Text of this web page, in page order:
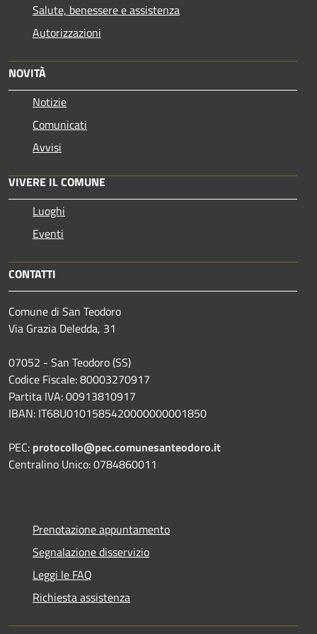
Salute, benessere e assistenza
Autorizzazioni
NOVITÀ
Notizie
Comunicati
Avvisi
VIVERE IL COMUNE
Luoghi
Eventi
CONTATTI
Comune di San Teodoro
Via Grazia Deledda, 31
07052 - San Teodoro (SS)
Codice Fiscale: 80003270917
Partita IVA: 00913810917
IBAN: IT68U0101585420000000001850
PEC: protocollo@pec.comunesanteodoro.it
Centralino Unico: 0784860011
Prenotazione appuntamento
Segnalazione disservizio
Leggi le FAQ
Richiesta assistenza